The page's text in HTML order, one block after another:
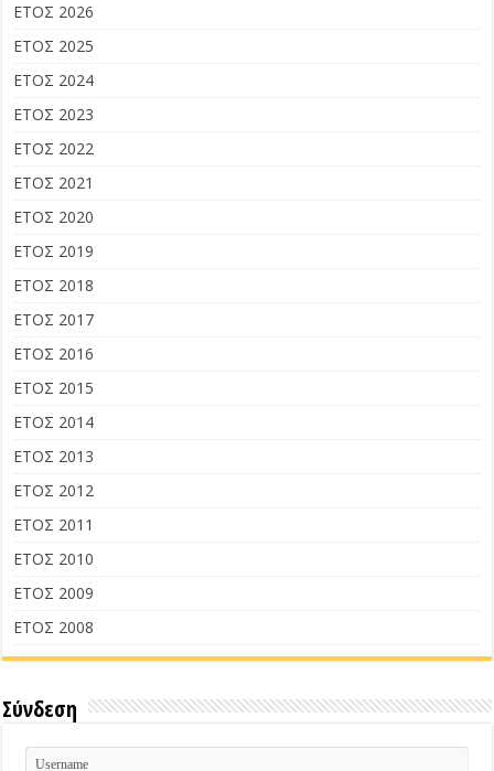
ΕΤΟΣ 2026
ΕΤΟΣ 2025
ΕΤΟΣ 2024
ΕΤΟΣ 2023
ΕΤΟΣ 2022
ΕΤΟΣ 2021
ΕΤΟΣ 2020
ΕΤΟΣ 2019
ΕΤΟΣ 2018
ΕΤΟΣ 2017
ΕΤΟΣ 2016
ΕΤΟΣ 2015
ΕΤΟΣ 2014
ΕΤΟΣ 2013
ΕΤΟΣ 2012
ΕΤΟΣ 2011
ΕΤΟΣ 2010
ΕΤΟΣ 2009
ΕΤΟΣ 2008
Σύνδεση